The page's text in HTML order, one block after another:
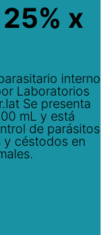
x
interno
Laboratorios
Se presenta
mL y está
de parásitos
y céstodos en